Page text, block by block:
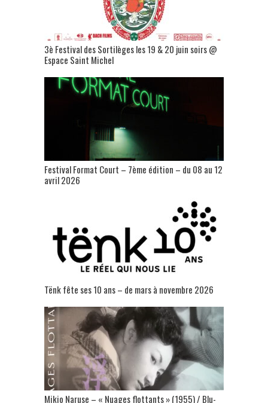
3è Festival des Sortilèges les 19 & 20 juin soirs @
Espace Saint Michel
Festival Format Court – 7ème édition – du 08 au 12
avril 2026
Tënk fête ses 10 ans – de mars à novembre 2026
Mikio Naruse – « Nuages flottants » (1955) / Blu-